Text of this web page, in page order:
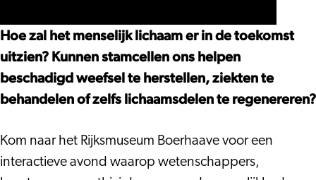
Hoe zal het menselijk lichaam er in de toekomst
uitzien? Kunnen stamcellen ons helpen
beschadigd weefsel te herstellen, ziekten te
behandelen of zelfs lichaamsdelen te regenereren?
Kom naar het Rijksmuseum Boerhaave voor een
interactieve avond waarop wetenschappers,